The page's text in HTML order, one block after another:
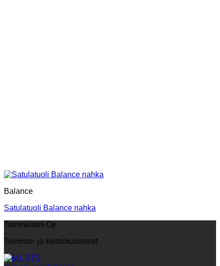
Balance
Satulatuoli Balance nahka
Tammelami Oy
Toimisto- ja keittiökalusteet